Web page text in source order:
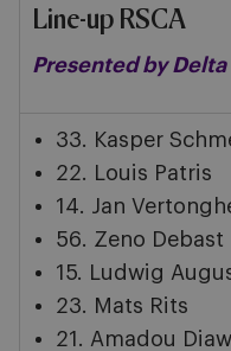
Line-up RSCA
Presented by
33. Kasper
22. Louis Patris
14. Jan
56. Zeno Debast
15.
Ludwig
23. Mats Rits
21. Amadou